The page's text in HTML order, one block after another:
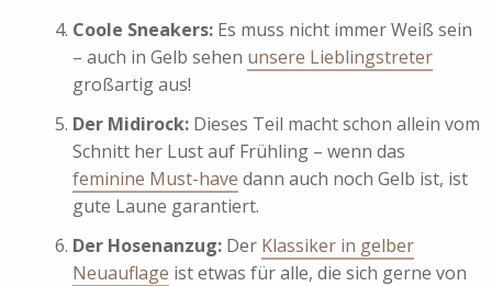
Coole Sneakers: Es muss nicht immer Weiß sein
– auch in Gelb sehen unsere Lieblingstreter
großartig aus!
Der Midirock: Dieses Teil macht schon allein vom
Schnitt her Lust auf Frühling – wenn das
feminine Must-have dann auch noch Gelb ist, ist
gute Laune garantiert.
Der Hosenanzug: Der Klassiker in gelber
Neuauflage ist etwas für alle, die sich gerne von